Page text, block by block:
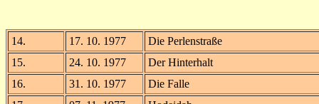
14. 17. 10. 1977
Die Perlenstraße
15.
24. 10. 1977
Der Hinterhalt
16.
31. 10. 1977
Die Falle